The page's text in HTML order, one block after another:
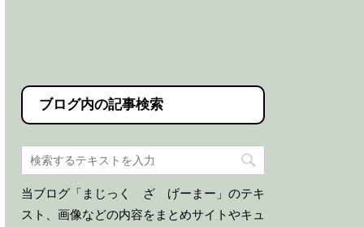
ブログ内の記事検索
当ブログ「まじっく ざ げーまー」のテキ
スト、画像などの内容をまとめサイトやキュ